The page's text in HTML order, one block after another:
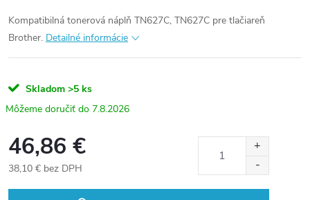
Kompatibilná tonerová náplň TN627C, TN627C pre tlačiareň
Brother. Detailné informácie
Skladom >5 ks
7.8.2026
46,86 €
38,10 € bez DPH